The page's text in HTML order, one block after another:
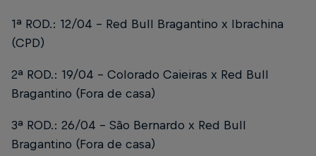
1ª ROD.: 12/04 - Red Bull Bragantino x Ibrachina
(CPD)
2ª ROD.: 19/04 - Colorado Caieiras x Red Bull
Bragantino (Fora de casa)
3ª ROD.: 26/04 - São Bernardo x Red Bull
Bragantino (Fora de casa)